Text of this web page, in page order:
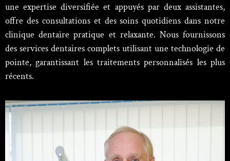
une expertise diversifiée et appuyés par deux assistantes,
offre des consultations et des soins quotidiens dans notre
clinique dentaire pratique et relaxante. Nous fournissons
des services dentaires complets utilisant une technologie de
pointe, garantissant les traitements personnalisés les plus
récents.